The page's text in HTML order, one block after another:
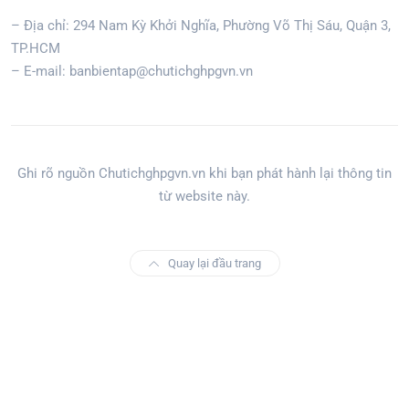
– Địa chỉ: 294 Nam Kỳ Khởi Nghĩa, Phường Võ Thị Sáu, Quận 3,
TP.HCM
– E-mail: banbientap@chutichghpgvn.vn
Ghi rõ nguồn Chutichghpgvn.vn khi bạn phát hành lại thông tin
từ website này.
Quay lại đầu trang